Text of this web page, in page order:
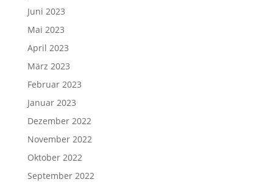
Juni 2023
Mai 2023
April 2023
März 2023
Februar 2023
Januar 2023
Dezember 2022
November 2022
Oktober 2022
September 2022